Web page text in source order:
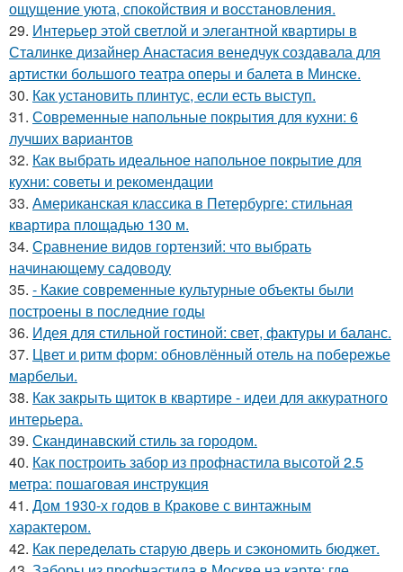
ощущение уюта, спокойствия и восстановления.
29. Интерьер этой светлой и элегантной квартиры в
Сталинке дизайнер Анастасия венедчук создавала для
артистки большого театра оперы и балета в Минске.
30. Как установить плинтус, если есть выступ.
31. Современные напольные покрытия для кухни: 6
лучших вариантов
32. Как выбрать идеальное напольное покрытие для
кухни: советы и рекомендации
33. Американская классика в Петербурге: стильная
квартира площадью 130 м.
34. Сравнение видов гортензий: что выбрать
начинающему садоводу
35. - Какие современные культурные объекты были
построены в последние годы
36. Идея для стильной гостиной: свет, фактуры и баланс.
37. Цвет и ритм форм: обновлённый отель на побережье
марбельи.
38. Как закрыть щиток в квартире - идеи для аккуратного
интерьера.
39. Скандинавский стиль за городом.
40. Как построить забор из профнастила высотой 2.5
метра: пошаговая инструкция
41. Дом 1930-х годов в Кракове с винтажным
характером.
42. Как переделать старую дверь и сэкономить бюджет.